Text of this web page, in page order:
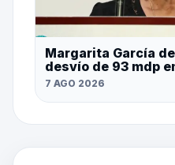
Margarita García
desvío de 93 mdp
7 AGO 2026